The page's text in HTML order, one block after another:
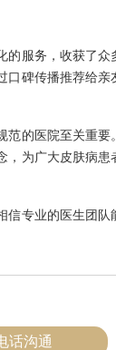
的服务，收获了众
口碑传播推荐给亲
范的医院至关重要
，为广大皮肤病患
信专业的医生团队
话沟通
皮肤病医院医生，从事
中西医结合治疗皮肤